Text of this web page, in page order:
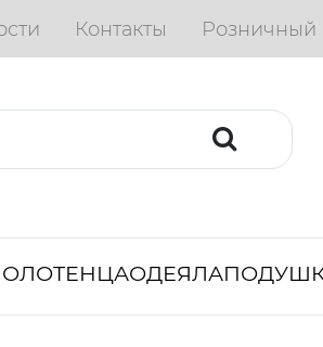
Контакты Розничный
ОДЕЯЛА